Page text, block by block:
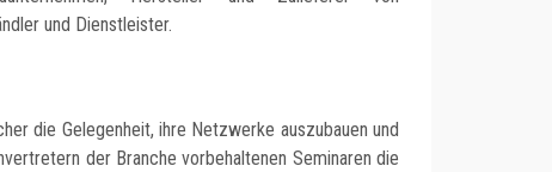
und Dienstleister.
die Gelegenheit, ihre Netzwerke auszubauen und
der Branche vorbehaltenen Seminaren die